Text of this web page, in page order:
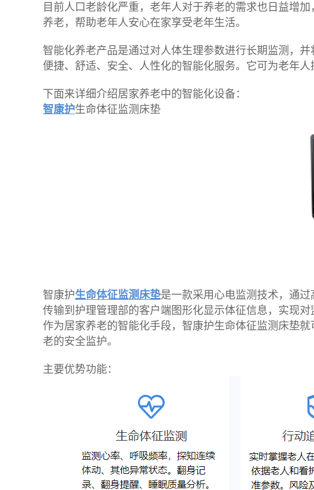
目前人口老龄化严重，老年人对于养老的需求也日益增
养老，帮助老年人安心在家享受老年生活。
智能化养老产品是通过对人体生理参数进行长期监测，
便捷、舒适、安全、人性化的智能化服务。它可为老年
下面来详细介绍居家养老中的智能化设备：
智康护生命体征监测床垫
智康护生命体征监测床垫是一款采用心电监测技术，通
传输到护理管理部的客户端图形化显示体征信息，实现对
作为居家养老的智能化手段，智康护生命体征监测床垫
老的安全监护。
主要优势功能：